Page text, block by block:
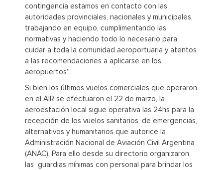
contingencia estamos en contacto con las
autoridades provinciales, nacionales y municipales,
trabajando en equipo, cumplimentando las
normativas y haciendo todo lo necesario para
cuidar a toda la comunidad aeroportuaria y atentos
a las recomendaciones a aplicarse en los
aeropuertos”.
Si bien los últimos vuelos comerciales que operaron
en el AIR se efectuaron el 22 de marzo, la
aeroestación local sigue operativa las 24hs para la
recepción de los vuelos sanitarios, de emergencias,
alternativos y humanitarios que autorice la
Administración Nacional de Aviación Civil Argentina
(ANAC). Para ello desde su directorio organizaron
las guardias mínimas con personal para brindar los